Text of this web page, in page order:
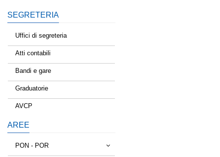
SEGRETERIA
Uffici di segreteria
Atti contabili
Bandi e gare
Graduatorie
AVCP
AREE
PON - POR